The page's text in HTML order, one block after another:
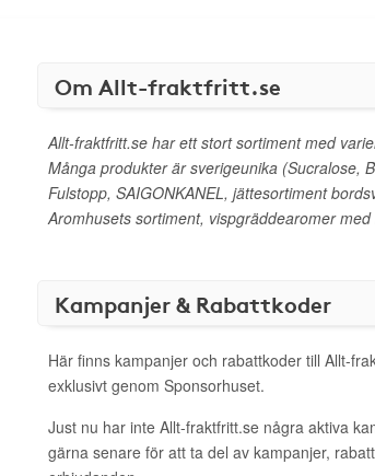
Om Allt-fraktfritt.se
Allt-fraktfritt.se har ett stort sortiment med
Många produkter är sverigeunika (Sucralose,
Fulstopp, SAIGONKANEL, jättesortiment
Aromhusets sortiment, vispgräddearomer med
Kampanjer & Rabattkoder
Här finns kampanjer och rabattkoder till Allt-
exklusivt genom Sponsorhuset.
Just nu har inte Allt-fraktfritt.se några aktiva
gärna senare för att ta del av kampanjer,